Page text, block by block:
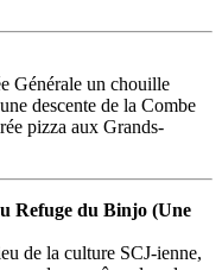
Générale un chouille
descente de la Combe
pizza aux Grands-
Refuge du Binjo (Une
de la culture SCJ-ienne,